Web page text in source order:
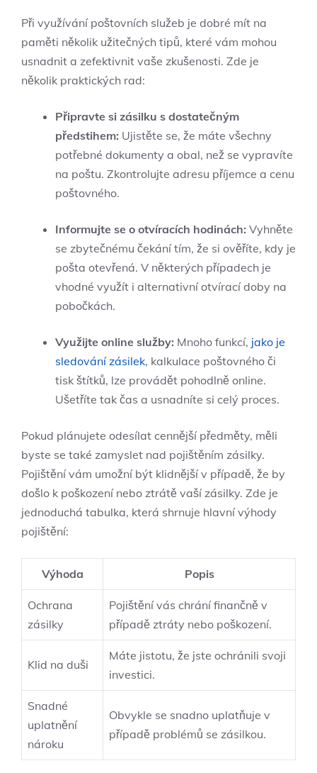
Při využívání poštovních služeb je dobré mít na
‍paměti několik užitečných ‌tipů, které vám mohou
usnadnit ⁤a‌ zefektivnit vaše zkušenosti. Zde⁤ je
několik praktických rad:
Připravte si zásilku s ⁢dostatečným
předstihem: Ujistěte ‍se, že máte všechny
potřebné‌ dokumenty a ⁣obal, než‌ se vypravíte
na ⁤poštu. Zkontrolujte adresu příjemce a cenu
poštovného.
Informujte se o otvíracích hodinách: Vyhněte
se zbytečnému čekání‌ tím,​ že si ověříte, kdy⁣ je
pošta otevřená.⁢ V některých​ případech⁢ je
⁢vhodné využít⁢ i alternativní otvírací doby⁤ na
‌pobočkách.
Využijte online služby: Mnoho funkcí, jako je
sledování zásilek, kalkulace poštovného⁤ či
⁤tisk‌ štítků, lze provádět pohodlně‍ online.
Ušetříte ⁣tak ​čas a ​usnadníte si ⁢celý proces.
Pokud plánujete odesílat⁢ cennější předměty, měli
byste ⁢se ⁤také zamyslet ⁣nad pojištěním​ zásilky.
Pojištění vám umožní být​ klidnější v případě, ⁤že by
došlo k poškození nebo‌ ztrátě vaší ⁢zásilky. Zde​ je
jednoduchá⁤ tabulka, která shrnuje⁢ hlavní výhody⁤
pojištění:
Výhoda Popis
Ochrana
zásilky
Pojištění vás chrání finančně v
případě ztráty nebo ⁢poškození.
Klid na‍ duši
Máte jistotu, že jste ⁢ochránili​ svoji
investici.
Snadné
uplatnění
nároku
Obvykle​ se ⁣snadno‌ uplatňuje v⁢
případě‌ problémů ‌se zásilkou.